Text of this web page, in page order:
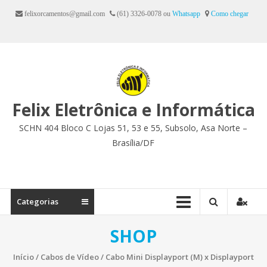
para
felixorcamentos@gmail.com (61) 3326-0078 ou Whatsapp Como chegar
Felix Eletrônica e Informática
SCHN 404 Bloco C Lojas 51, 53 e 55, Subsolo, Asa Norte –
Brasília/DF
Categorias
SHOP
Início/ Cabos de Vídeo/ Cabo Mini Displayport (M) x Displayport